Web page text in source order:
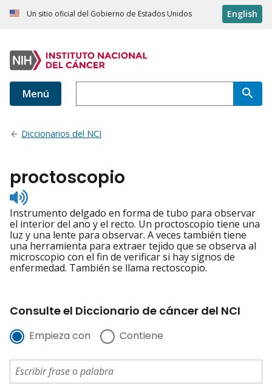
Un sitio oficial del Gobierno de Estados Unidos English
Menú
Diccionarios del NCI
proctoscopio
Listen
to
pronunciation
Instrumento delgado en forma de tubo para observar
el interior del ano y el recto. Un proctoscopio tiene una
luz y una lente para observar. A veces también tiene
una herramienta para extraer tejido que se observa al
microscopio con el fin de verificar si hay signos de
enfermedad. También se llama rectoscopio.
Consulte el Diccionario de cáncer del NCI
Empieza con Contiene